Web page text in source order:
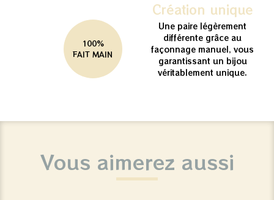
100%
FAIT MAIN
Création unique
Une paire légèrement
différente grâce au
façonnage manuel, vous
garantissant un bijou
véritablement unique.
Vous aimerez aussi